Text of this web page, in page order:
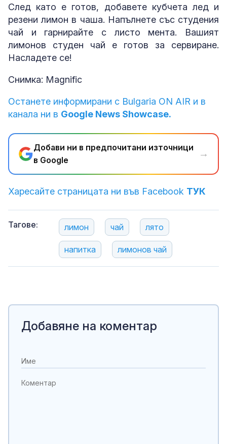
След като е готов, добавете кубчета лед и
резени лимон в чаша. Напълнете със студения
чай и гарнирайте с листо мента. Вашият
лимонов студен чай е готов за сервиране.
Насладете се!
Снимка: Magnific
Останете информирани с Bulgaria ON AIR и в
канала ни в Google News Showcase.
Добави ни в предпочитани източници
в Google
→
Харесайте страницата ни във Facebook ТУК
Тагове: лимон чай лято
напитка лимонов чай
Добавяне на коментар